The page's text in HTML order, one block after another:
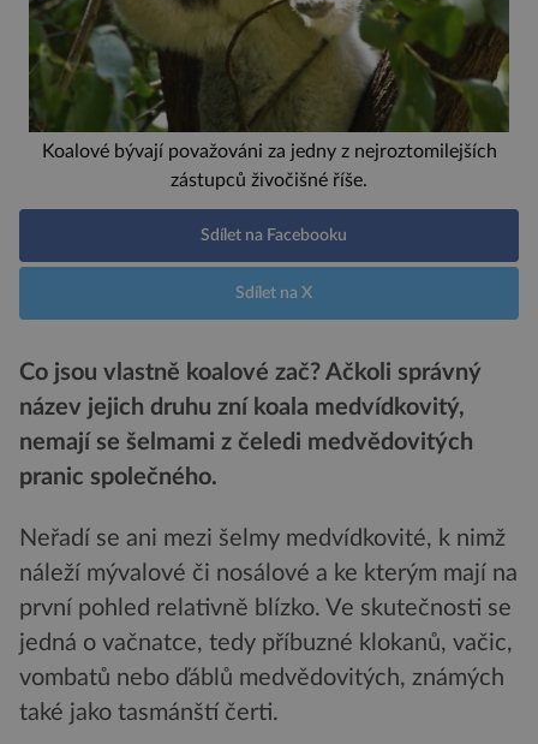
Koalové bývají považováni za jedny z nejroztomilejších
zástupců živočišné říše.
Sdílet na Facebooku
Sdílet na X
Co jsou vlastně koalové zač? Ačkoli správný
název jejich druhu zní koala medvídkovitý,
nemají se šelmami z čeledi medvědovitých
pranic společného.
Neřadí se ani mezi šelmy medvídkovité, k nimž
náleží mývalové či nosálové a ke kterým mají na
první pohled relativně blízko. Ve skutečnosti se
jedná o vačnatce, tedy příbuzné klokanů, vačic,
vombatů nebo ďáblů medvědovitých, známých
také jako tasmánští čerti.